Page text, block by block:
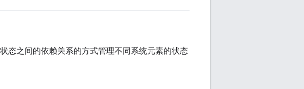
态之间的依赖关系的方式管理不同系统元素的状态